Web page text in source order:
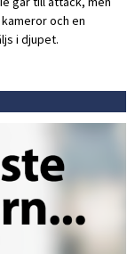
och en
i djupet.